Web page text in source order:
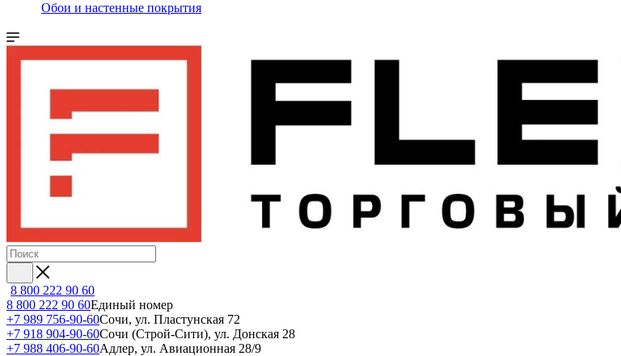
Обои и настенные покрытия
8 800 222 90 60
8 800 222 90 60Единый номер
+7 989 756-90-60Сочи, ул. Пластунская 72
+7 918 904-90-60Сочи (Строй-Сити), ул. Донская 28
+7 988 406-90-60Адлер, ул. Авиационная 28/9